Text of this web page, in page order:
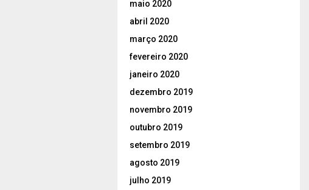
maio 2020
abril 2020
março 2020
fevereiro 2020
janeiro 2020
dezembro 2019
novembro 2019
outubro 2019
setembro 2019
agosto 2019
julho 2019